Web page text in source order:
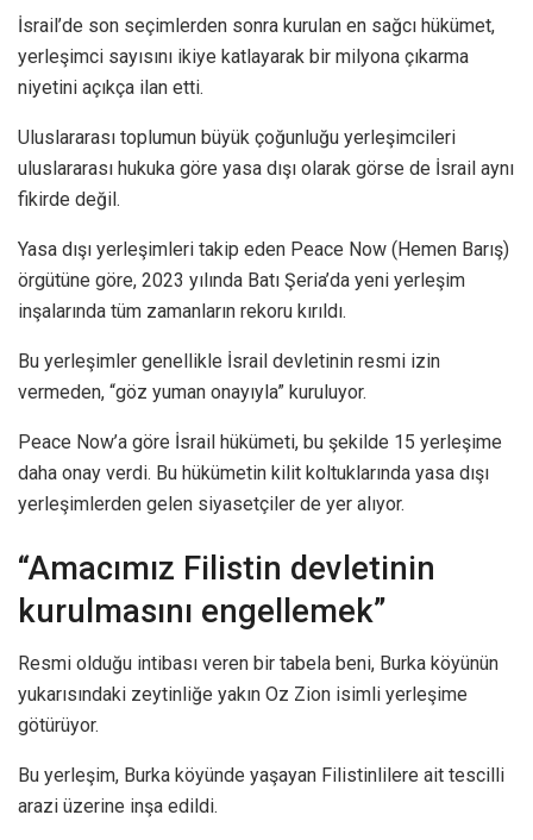
İsrail’de son seçimlerden sonra kurulan en sağcı hükümet,
yerleşimci sayısını ikiye katlayarak bir milyona çıkarma
niyetini açıkça ilan etti.
Uluslararası toplumun büyük çoğunluğu yerleşimcileri
uluslararası hukuka göre yasa dışı olarak görse de İsrail aynı
fikirde değil.
Yasa dışı yerleşimleri takip eden Peace Now (Hemen Barış)
örgütüne göre, 2023 yılında Batı Şeria’da yeni yerleşim
inşalarında tüm zamanların rekoru kırıldı.
Bu yerleşimler genellikle İsrail devletinin resmi izin
vermeden, “göz yuman onayıyla” kuruluyor.
Peace Now’a göre İsrail hükümeti, bu şekilde 15 yerleşime
daha onay verdi. Bu hükümetin kilit koltuklarında yasa dışı
yerleşimlerden gelen siyasetçiler de yer alıyor.
“Amacımız Filistin devletinin
kurulmasını engellemek”
Resmi olduğu intibası veren bir tabela beni, Burka köyünün
yukarısındaki zeytinliğe yakın Oz Zion isimli yerleşime
götürüyor.
Bu yerleşim, Burka köyünde yaşayan Filistinlilere ait tescilli
arazi üzerine inşa edildi.